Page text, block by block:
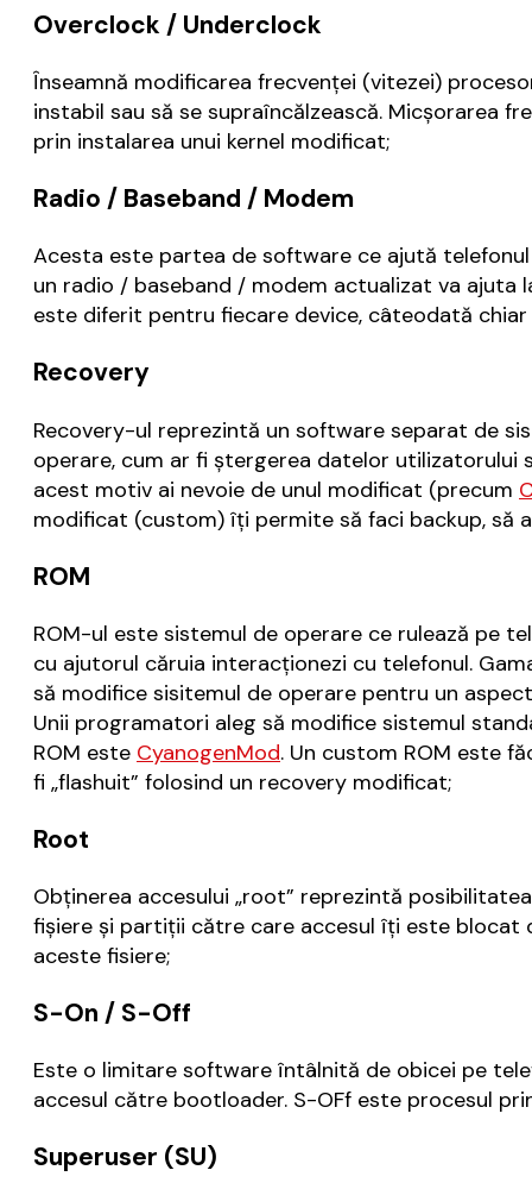
Overclock / Underclock
Înseamnă modificarea frecvenţei (vitezei)
instabil sau să se supraîncălzească. Micşorarea
prin instalarea unui kernel modificat;
Radio / Baseband / Modem
Acesta este partea de software ce ajută telefonul
un radio / baseband / modem actualizat va ajuta
este diferit pentru fiecare device, câteodată
Recovery
Recovery-ul reprezintă un software separat de
operare, cum ar fi ştergerea datelor utilizatorului
acest motiv ai nevoie de unul modificat (precum
modificat (custom) îţi permite să faci backup, să
ROM
ROM-ul este sistemul de operare ce rulează pe
cu ajutorul căruia interacţionezi cu telefonul.
să modifice sisitemul de operare pentru un
Unii programatori aleg să modifice sistemul
ROM este CyanogenMod. Un custom ROM este
fi „flashuit” folosind un recovery modificat;
Root
Obţinerea accesului „root” reprezintă
fişiere şi partiţii către care accesul îţi este
aceste fisiere;
S-On / S-Off
Este o limitare software întâlnită de obicei pe
accesul către bootloader. S-OFf este procesul
Superuser (SU)